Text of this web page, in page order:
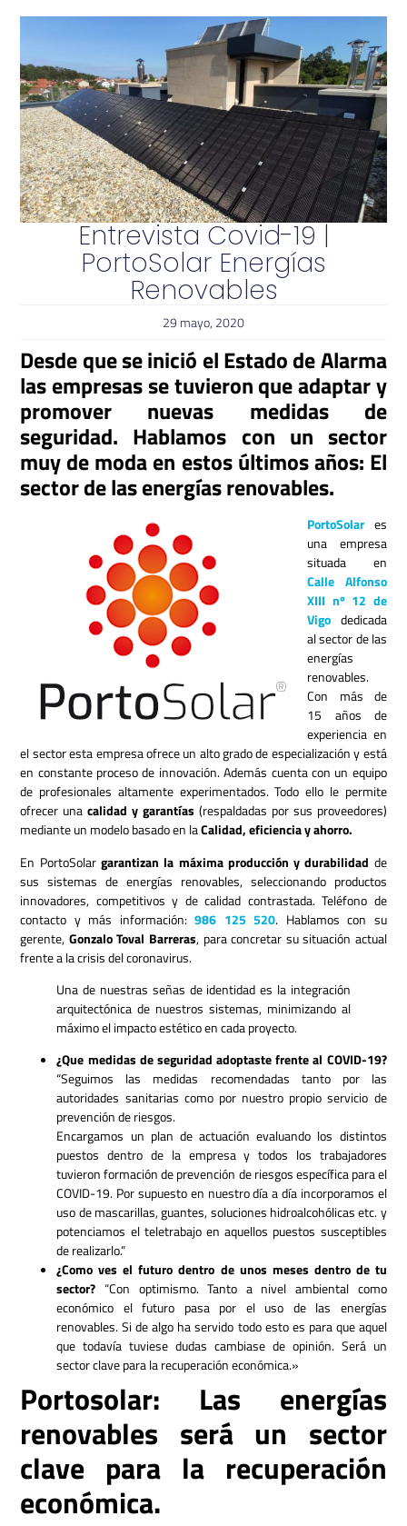
Entrevista Covid-19 |
PortoSolar Energías
Renovables
29 mayo, 2020
Desde que se inició el Estado de Alarma
las empresas se tuvieron que adaptar y
promover nuevas medidas de
seguridad. Hablamos con un sector
muy de moda en estos últimos años: El
sector de las energías renovables.
PortoSolar es
una empresa
situada en
Calle Alfonso
XIII nº 12 de
Vigo dedicada
al sector de las
energías
renovables.
Con más de
15 años de
experiencia en
el sector esta empresa ofrece un alto grado de especialización y está
en constante proceso de innovación. Además cuenta con un equipo
de profesionales altamente experimentados. Todo ello le permite
ofrecer una calidad y garantías (respaldadas por sus proveedores)
mediante un modelo basado en laCalidad, eficiencia y ahorro.
En PortoSolar garantizan la máxima producción y durabilidad de
sus sistemas de energías renovables, seleccionando productos
innovadores, competitivos y de calidad contrastada. Teléfono de
contacto y más información:986 125 520. Hablamos con su
gerente, Gonzalo Toval Barreras, para concretar su situación actual
frente a la crisis del coronavirus.
Una de nuestras señas de identidad es la integración
arquitectónica de nuestros sistemas, minimizando al
máximo el impacto estético en cada proyecto.
¿Que medidas de seguridad adoptaste frente al COVID-19?
“Seguimos las medidas recomendadas tanto por las
autoridades sanitarias como por nuestro propio servicio de
prevención de riesgos.
Encargamos un plan de actuación evaluando los distintos
puestos dentro de la empresa y todos los trabajadores
tuvieron formación de prevención de riesgos específica para el
COVID-19. Por supuesto en nuestro día a día incorporamos el
uso de mascarillas, guantes, soluciones hidroalcohólicas etc. y
potenciamos el teletrabajo en aquellos puestos susceptibles
de realizarlo.”
¿Como ves el futuro dentro de unos meses dentro de tu
sector? “Con optimismo. Tanto a nivel ambiental como
económico el futuro pasa por el uso de las energías
renovables. Si de algo ha servido todo esto es para que aquel
que todavía tuviese dudas cambiase de opinión. Será un
sector clave para la recuperación económica.»
Portosolar: Las energías
renovables será un sector
clave para la recuperación
económica.